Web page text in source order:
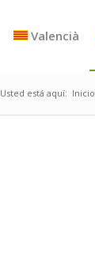
Valencià
Usted está aquí: Inicio